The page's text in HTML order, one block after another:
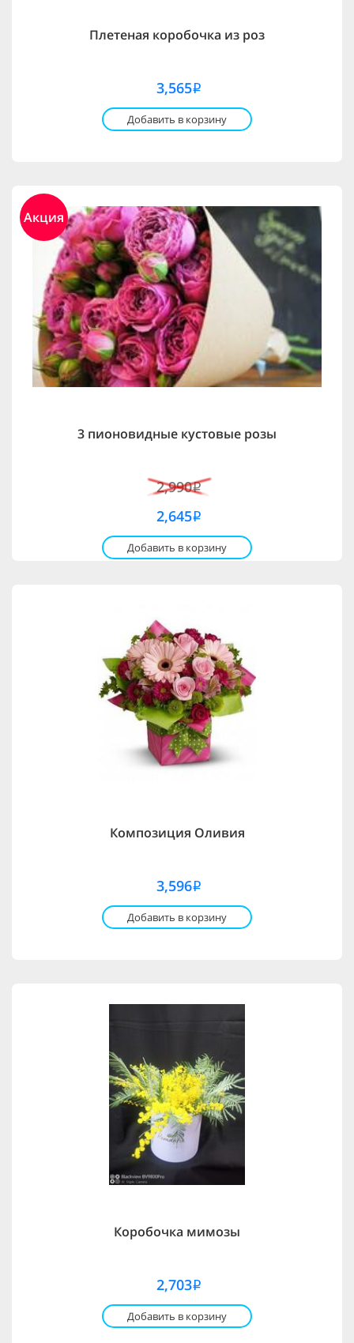
Плетеная коробочка из роз
3,565i
Добавить в корзину
Акция
3 пионовидные кустовые розы
2,990i
2,645i
Добавить в корзину
Композиция Оливия
3,596i
Добавить в корзину
Коробочка мимозы
2,703i
Добавить в корзину